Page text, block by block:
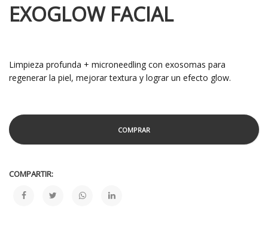
EXOGLOW FACIAL
Limpieza profunda + microneedling con exosomas para
regenerar la piel, mejorar textura y lograr un efecto glow.
COMPRAR
COMPARTIR: